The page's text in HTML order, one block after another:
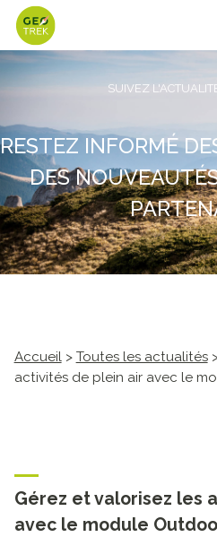
SUIVEZ
RESTEZ INFORMÉ
DES
Accueil > Toutes les actualités
activités de plein air avec le
Gérez et valorisez les
avec le module